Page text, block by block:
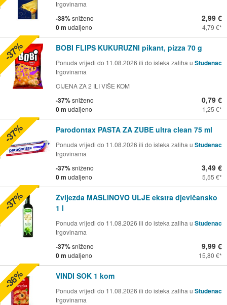
trgovinama
-38%sniženo
0 m udaljeno
2,99 €
4,79 €
BOBI FLIPS KUKURUZNI pikant, pizza 70 g
Ponuda vrijedi do 11.08.2026 ili do isteka zaliha u Studenac
trgovinama
CIJENA ZA 2 ILI VIŠE KOM
-37%sniženo
0 m udaljeno
0,79 €
1,25 €
-37%
Parodontax PASTA ZA ZUBE ultra clean 75 ml
Ponuda vrijedi do 11.08.2026 ili do isteka zaliha u Studenac
trgovinama
-37%sniženo
0 m udaljeno
3,49 €
5,55 €
-37%
Zvijezda MASLINOVO ULJE ekstra djevičansko
1 l
Ponuda vrijedi do 11.08.2026 ili do isteka zaliha u Studenac
trgovinama
-37%sniženo
0 m udaljeno
9,99 €
15,80 €
-37%
VINDI SOK 1 kom
Ponuda vrijedi do 11.08.2026 ili do isteka zaliha u Studenac
trgovinama
-36%